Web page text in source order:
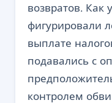
возвратов. Как
фигурировали
выплате
подавались с
контролем